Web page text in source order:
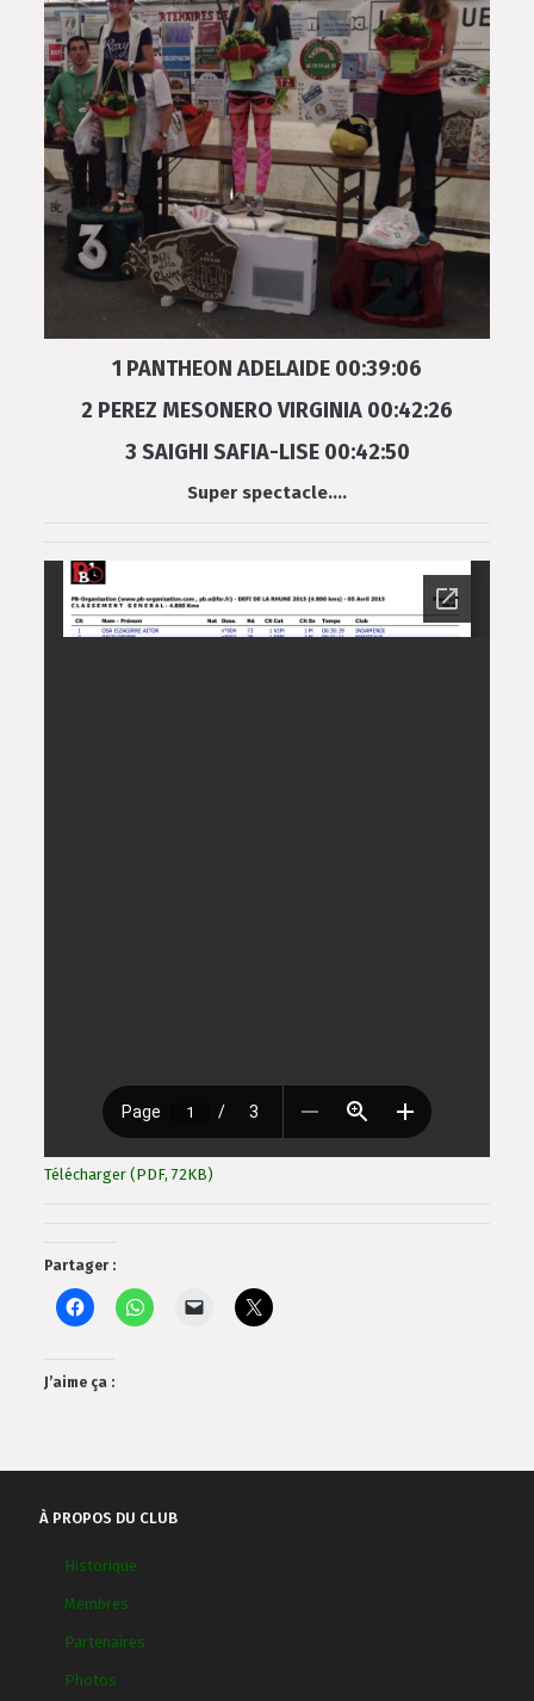
1 PANTHEON ADELAIDE 00:39:06
2 PEREZ MESONERO VIRGINIA 00:42:26
3 SAIGHI SAFIA-LISE 00:42:50
Super spectacle….
Télécharger (PDF, 72KB)
Partager :
J’aime ça :
À PROPOS DU CLUB
Historique
Membres
Partenaires
Photos